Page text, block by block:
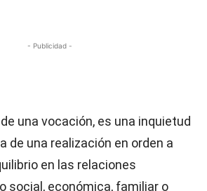
- Publicidad -
una vocación, es una inquietud
de una realización en orden a
en las relaciones
social, económica, familiar o